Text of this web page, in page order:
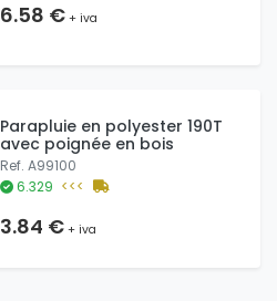
6.58 €+ iva
Parapluie en polyester 190T
avec poignée en bois
Ref. A99100
6.329 <<<
3.84 €+ iva